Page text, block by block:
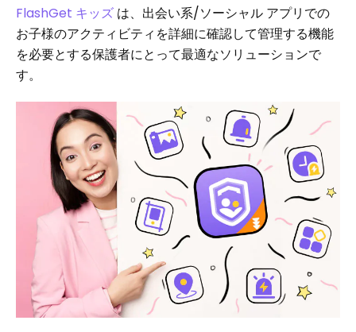
FlashGet キッズ は、出会い系/ソーシャル アプリでの
お子様のアクティビティを詳細に確認して管理する機能
を必要とする保護者にとって最適なソリューションで
す。